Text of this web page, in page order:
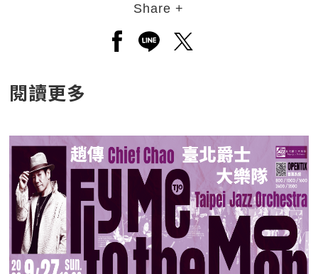
Share +
另開新視窗分享至facebook
另開新視窗分享至line
另開新視窗分享至
閱讀更多